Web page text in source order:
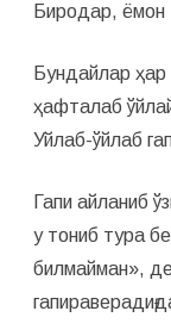
Биродар, ёмон
Бундайлар ҳар
ҳафталаб
Уйлаб-ўйлаб
Гапи айланиб
у тониб тура
билмайман»,